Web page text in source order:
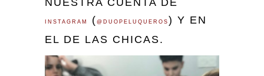
INSTAGRAM ( @DUOPELUQUEROS ) Y EN
EL DE LAS CHICAS.